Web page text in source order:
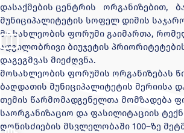
დასაქმების ცენტრის ორგანიზებით,
მუნიციპალიტეტის სოფელ დიმის
მოსახლეობის ფორუმი გაიმართა,
ადგილობრივი ბიუჯეტის
დაგეგმვას მიეძღვნა.
მოსახლეობის ფორუმის ორგანიზებას
ბაღდათის მუნიციპალიტეტის მერიისა
თემის წარმომადგენელთა მომზადება
საორგანიზაციო და ფასილიტაციის
ღონისძიების მსვლელობაში 100–ზე